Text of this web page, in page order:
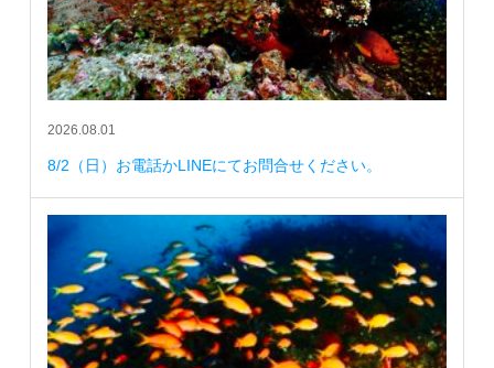
2026.08.01
8/2（日）お電話かLINEにてお問合せください。